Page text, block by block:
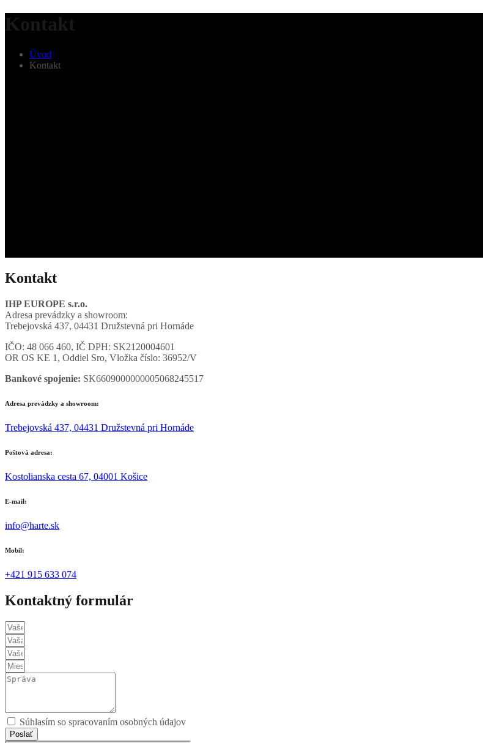
Kontakt
Úvod
Kontakt
Kontakt
IHP EUROPE s.r.o.
Adresa prevádzky a showroom:
Trebejovská 437, 04431 Družstevná pri Hornáde
IČO: 48 066 460, IČ DPH: SK2120004601
OR OS KE 1, Oddiel Sro, Vložka číslo: 36952/V
Bankové spojenie: SK6609000000005068245517
Adresa prevádzky a showroom:
Trebejovská 437, 04431 Družstevná pri Hornáde
Poštová adresa:
Kostolianska cesta 67, 04001 Košice
E-mail:
info@harte.sk
Mobil:
+421 915 633 074
Kontaktný formulár
Súhlasím so spracovaním osobných údajov
Poslať